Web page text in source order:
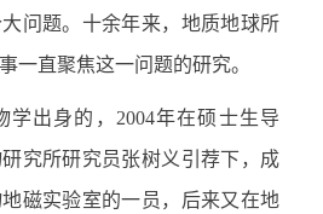
问题。十余年来，地质地球所
一直聚焦这一问题的研究。
学出身的， 2004年在硕士生导
究所研究员张树义引荐下，成
磁实验室的一员，后来又在地